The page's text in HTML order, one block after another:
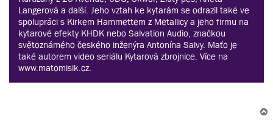
Langerová a další. Jeho vztah ke kytarám se odrazil také ve
spolupráci s Kirkem Hammettem z Metallicy a jeho firmu na
kytarové efekty KHDK nebo Salvation Audio, značkou
světoznámého českého inženýra Antonína Salvy. Maťo je
také autorem video seriálu Kytarová zbrojnice. Více na
www.matomisik.cz.